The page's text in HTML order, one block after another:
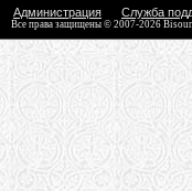
Администрация Служба
Все права защищены © 2007-2026